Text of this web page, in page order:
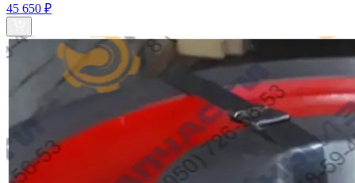
45 650 ₽